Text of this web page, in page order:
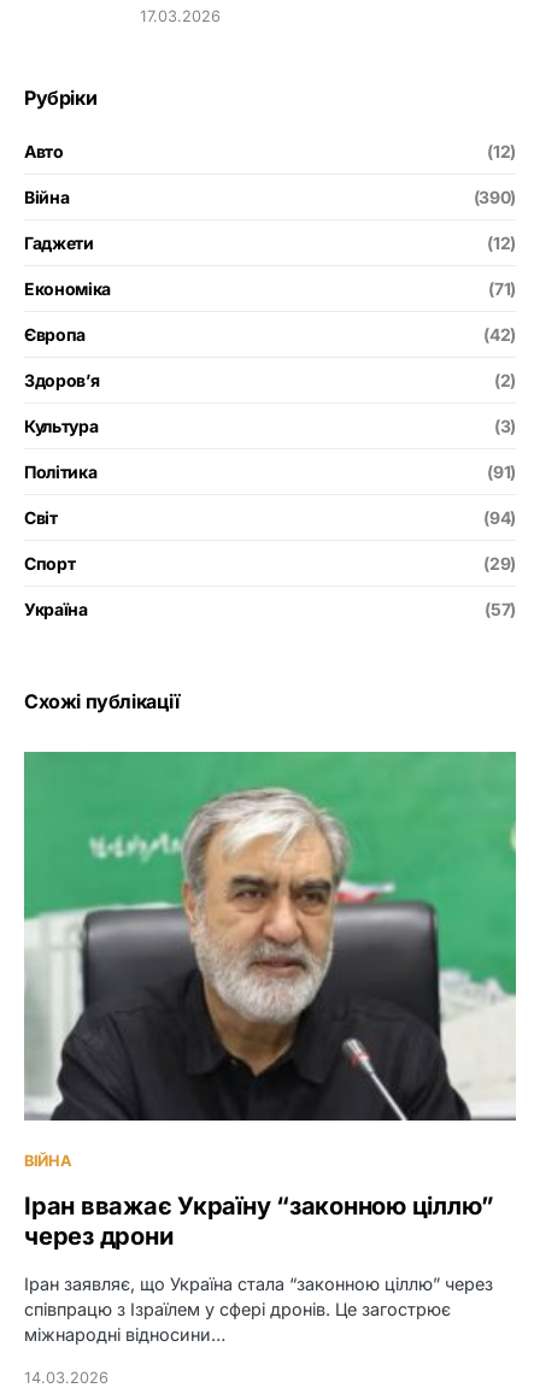
17.03.2026
Рубріки
Авто (12)
Війна (390)
Гаджети (12)
Економіка (71)
Європа (42)
Здоров’я (2)
Культура (3)
Політика (91)
Світ (94)
Спорт (29)
Україна (57)
Схожі публікації
ВІЙНА
Іран вважає Україну “законною ціллю”
через дрони
Іран заявляє, що Україна стала “законною ціллю” через
співпрацю з Ізраїлем у сфері дронів. Це загострює
міжнародні відносини…
14.03.2026